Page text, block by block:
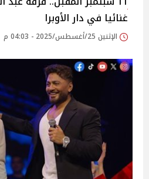
غنائيا في دار الأوبرا
الإثنين 25/أغسطس/2025 - 04:03 م